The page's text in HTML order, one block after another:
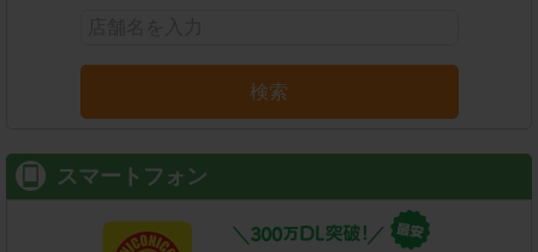
検索
スマートフォン